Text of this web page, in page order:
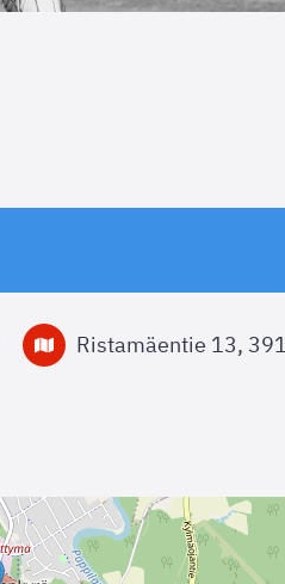
Ristamäentie 13,